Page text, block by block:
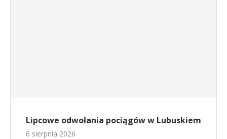
Lipcowe odwołania pociągów w Lubuskiem
6 sierpnia 2026